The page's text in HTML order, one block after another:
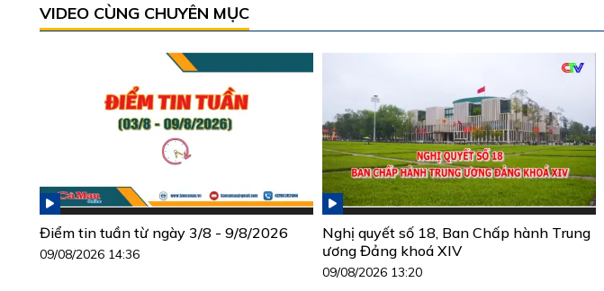
VIDEO CÙNG CHUYÊN MỤC
Điểm tin tuần từ ngày 3/8 - 9/8/2026
09/08/2026 14:36
Nghị quyết số 18, Ban Chấp hành Trung
ương Đảng khoá XIV
09/08/2026 13:20